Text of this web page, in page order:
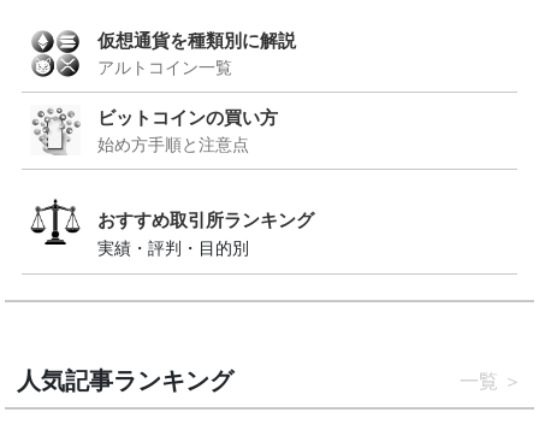
仮想通貨を種類別に解説
アルトコイン一覧
ビットコインの買い方
始め方手順と注意点
おすすめ取引所ランキング
実績・評判・目的別
人気記事ランキング 一覧